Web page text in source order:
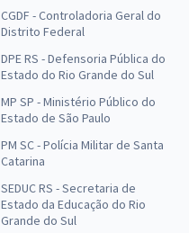
CGDF - Controladoria Geral do
Distrito Federal
DPE RS - Defensoria Pública do
Estado do Rio Grande do Sul
MP SP - Ministério Público do
Estado de São Paulo
PM SC - Polícia Militar de Santa
Catarina
SEDUC RS - Secretaria de
Estado da Educação do Rio
Grande do Sul